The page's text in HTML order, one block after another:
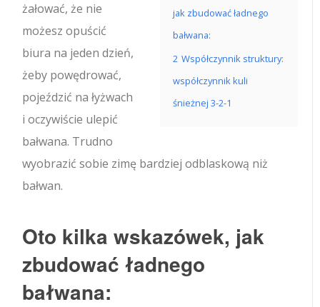
jak zbudować ładnego
bałwana:
2 Współczynnik struktury:
współczynnik kuli
śnieżnej 3-2-1
żałować, że nie
możesz opuścić
biura na jeden dzień,
żeby powędrować,
pojeździć na łyżwach
i oczywiście ulepić
bałwana. Trudno
wyobrazić sobie zimę bardziej odblaskową niż
bałwan.
Oto kilka wskazówek, jak
zbudować ładnego
bałwana: